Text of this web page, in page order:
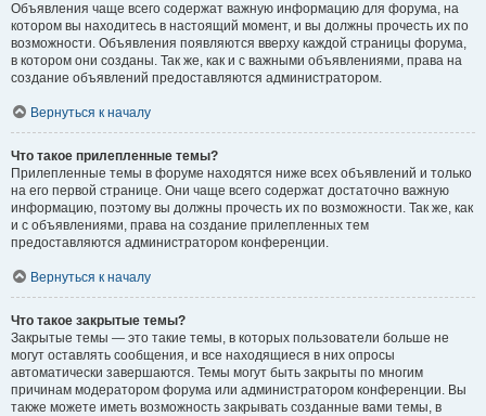
Объявления чаще всего содержат важную информацию для форума, на
котором вы находитесь в настоящий момент, и вы должны прочесть их по
возможности. Объявления появляются вверху каждой страницы форума,
в котором они созданы. Так же, как и с важными объявлениями, права на
создание объявлений предоставляются администратором.
Вернуться к началу
Что такое прилепленные темы?
Прилепленные темы в форуме находятся ниже всех объявлений и только
на его первой странице. Они чаще всего содержат достаточно важную
информацию, поэтому вы должны прочесть их по возможности. Так же, как
и с объявлениями, права на создание прилепленных тем
предоставляются администратором конференции.
Вернуться к началу
Что такое закрытые темы?
Закрытые темы — это такие темы, в которых пользователи больше не
могут оставлять сообщения, и все находящиеся в них опросы
автоматически завершаются. Темы могут быть закрыты по многим
причинам модератором форума или администратором конференции. Вы
также можете иметь возможность закрывать созданные вами темы, в